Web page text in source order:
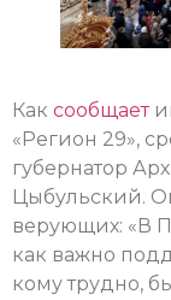
Как сообщает
«Регион 29»,
губернатор
Цыбульский.
верующих: «В
как важно
кому трудно,